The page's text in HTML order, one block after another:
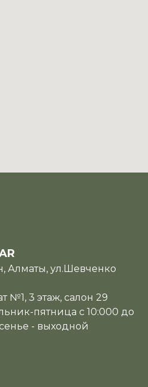
Алматы, ул.Шевченко
№1, 3 этаж, салон 29
пятница с 10:000 до
- выходной